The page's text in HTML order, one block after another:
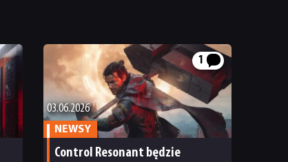
1
03.06.2026
NEWSY
Control Resonant będzie